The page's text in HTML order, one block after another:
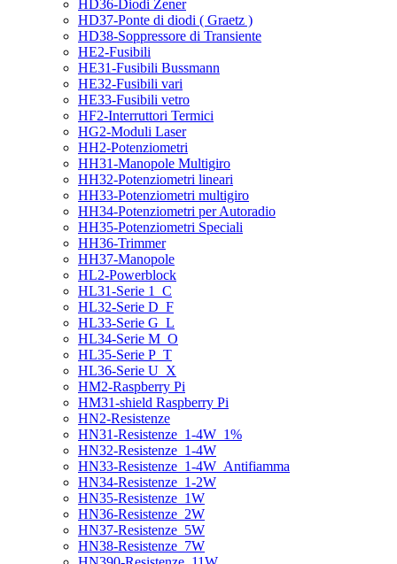
HD36-Diodi Zener
HD37-Ponte di diodi ( Graetz )
HD38-Soppressore di Transiente
HE2-Fusibili
HE31-Fusibili Bussmann
HE32-Fusibili vari
HE33-Fusibili vetro
HF2-Interruttori Termici
HG2-Moduli Laser
HH2-Potenziometri
HH31-Manopole Multigiro
HH32-Potenziometri lineari
HH33-Potenziometri multigiro
HH34-Potenziometri per Autoradio
HH35-Potenziometri Speciali
HH36-Trimmer
HH37-Manopole
HL2-Powerblock
HL31-Serie 1_C
HL32-Serie D_F
HL33-Serie G_L
HL34-Serie M_O
HL35-Serie P_T
HL36-Serie U_X
HM2-Raspberry Pi
HM31-shield Raspberry Pi
HN2-Resistenze
HN31-Resistenze_1-4W_1%
HN32-Resistenze_1-4W
HN33-Resistenze_1-4W_Antifiamma
HN34-Resistenze_1-2W
HN35-Resistenze_1W
HN36-Resistenze_2W
HN37-Resistenze_5W
HN38-Resistenze_7W